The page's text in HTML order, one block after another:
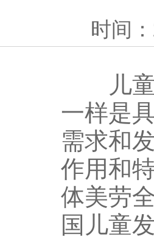
时间
儿童
一样是
需求和
作用和
体美劳
国儿童